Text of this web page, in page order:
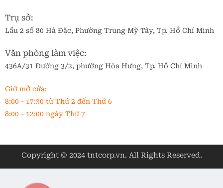
Trụ sở:
Lầu 2 số 80 Hà Đặc, Phường Trung Mỹ Tây, Tp. Hồ Chí Minh
Văn phòng làm việc:
436A/31 Đường 3/2, phường Hòa Hưng, Tp. Hồ Chí Minh
Giờ mở cửa:
8:00 - 17:30 từ Thứ 2 đến Thứ 6
8:00 - 12:00 ngày Thứ 7
Copyright © 2024 tntcorp.vn. All Rights Reserved.